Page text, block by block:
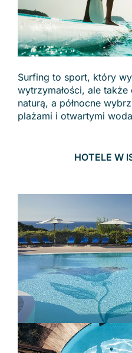
Surfing to sport, który
wytrzymałości, ale także
naturą, a północne
plażami i otwartymi
HOTELE W